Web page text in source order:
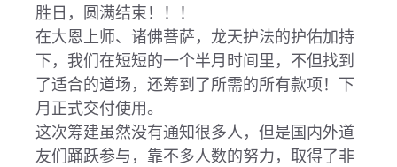
胜日，圆满结束！！！
在大恩上师、诸佛菩萨，龙天护法的护佑加持
下，我们在短短的一个半月时间里，不但找到
了适合的道场，还筹到了所需的所有款项！下
月正式交付使用。
这次筹建虽然没有通知很多人，但是国内外道
友们踊跃参与，靠不多人数的努力，取得了非